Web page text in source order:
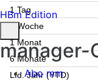
1 Tag
1 Woche
1 Monat
6 Monate
Lfd. Jahr (YTD)
HBm Edition
manager-
Abo mm